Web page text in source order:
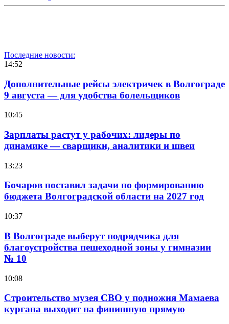
Последние новости:
14:52
Дополнительные рейсы электричек в Волгограде
9 августа — для удобства болельщиков
10:45
Зарплаты растут у рабочих: лидеры по
динамике — сварщики, аналитики и швеи
13:23
Бочаров поставил задачи по формированию
бюджета Волгоградской области на 2027 год
10:37
В Волгограде выберут подрядчика для
благоустройства пешеходной зоны у гимназии
№ 10
10:08
Строительство музея СВО у подножия Мамаева
кургана выходит на финишную прямую